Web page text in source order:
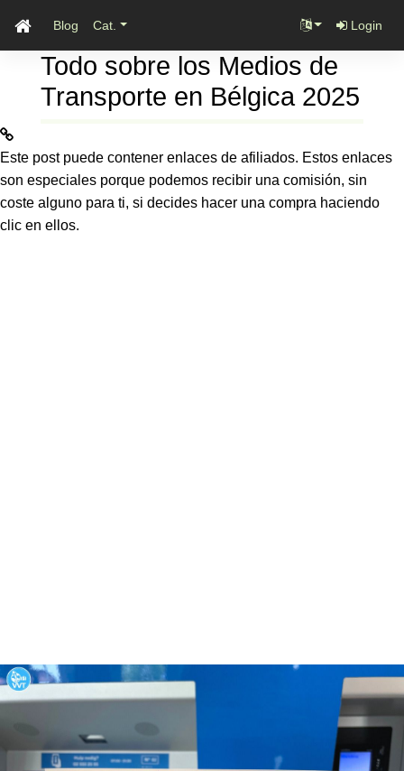
Blog Cat. Login
Todo sobre los Medios de
Transporte en Bélgica 2025
Este post puede contener enlaces de afiliados. Estos enlaces
son especiales porque podemos recibir una comisión, sin
coste alguno para ti, si decides hacer una compra haciendo
clic en ellos.